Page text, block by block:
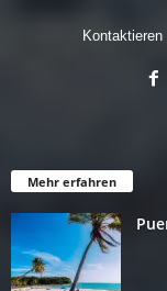
Kontaktieren
Mehr erfahren